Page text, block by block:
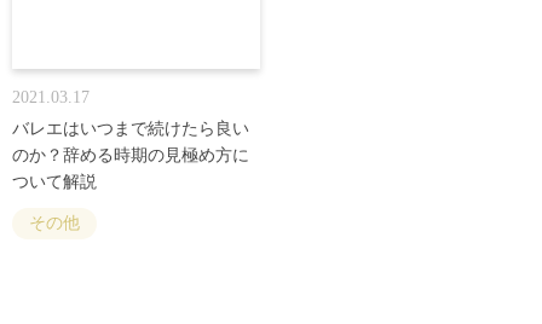
2021.03.17
バレエはいつまで続けたら良い
のか？辞める時期の見極め方に
ついて解説
その他